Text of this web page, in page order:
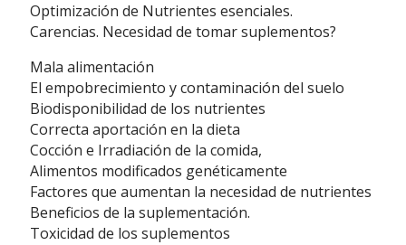
Optimización de Nutrientes esenciales.
Carencias. Necesidad de tomar suplementos?
Mala alimentación
El empobrecimiento y contaminación del suelo
Biodisponibilidad de los nutrientes
Correcta aportación en la dieta
Cocción e Irradiación de la comida,
Alimentos modificados genéticamente
Factores que aumentan la necesidad de nutrientes
Beneficios de la suplementación.
Toxicidad de los suplementos